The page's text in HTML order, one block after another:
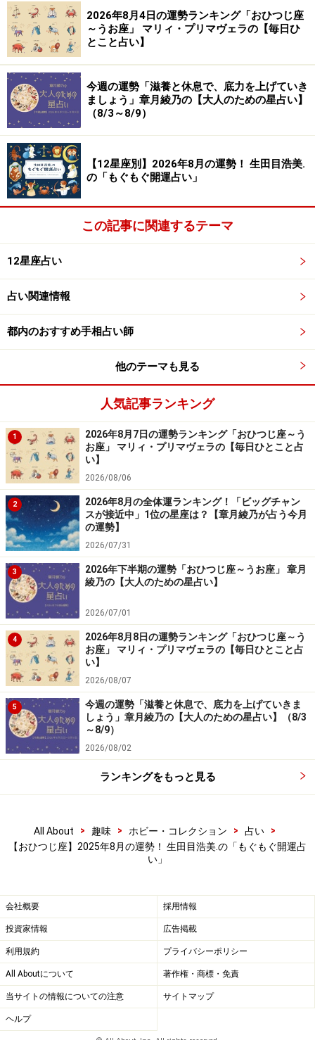
2026年8月4日の運勢ランキング「おひつじ座
～うお座」 マリィ・プリマヴェラの【毎日ひ
とこと占い】
今週の運勢「滋養と休息で、底力を上げていき
ましょう」章月綾乃の【大人のための星占い】
（8/3～8/9）
【12星座別】2026年8月の運勢！ 生田目浩美.
の「もぐもぐ開運占い」
この記事に関連するテーマ
12星座占い
占い関連情報
都内のおすすめ手相占い師
他のテーマも見る
人気記事ランキング
1
2026年8月7日の運勢ランキング「おひつじ座～う
お座」 マリィ・プリマヴェラの【毎日ひとこと占
い】
2026/08/06
2
2026年8月の全体運ランキング！「ビッグチャン
スが接近中」1位の星座は？【章月綾乃が占う今月
の運勢】
2026/07/31
3
2026年下半期の運勢「おひつじ座～うお座」 章月
綾乃の【大人のための星占い】
2026/07/01
4
2026年8月8日の運勢ランキング「おひつじ座～う
お座」 マリィ・プリマヴェラの【毎日ひとこと占
い】
2026/08/07
5
今週の運勢「滋養と休息で、底力を上げていきま
しょう」章月綾乃の【大人のための星占い】（8/3
～8/9）
2026/08/02
ランキングをもっと見る
All About > 趣味 > ホビー・コレクション > 占い
>
【おひつじ座】2025年8月の運勢！ 生田目浩美.の「もぐもぐ開運占
い」
会社概要 採用情報
投資家情報 広告掲載
利用規約 プライバシーポリシー
All Aboutについて 著作権・商標・免責
当サイトの情報についての注意 サイトマップ
ヘルプ